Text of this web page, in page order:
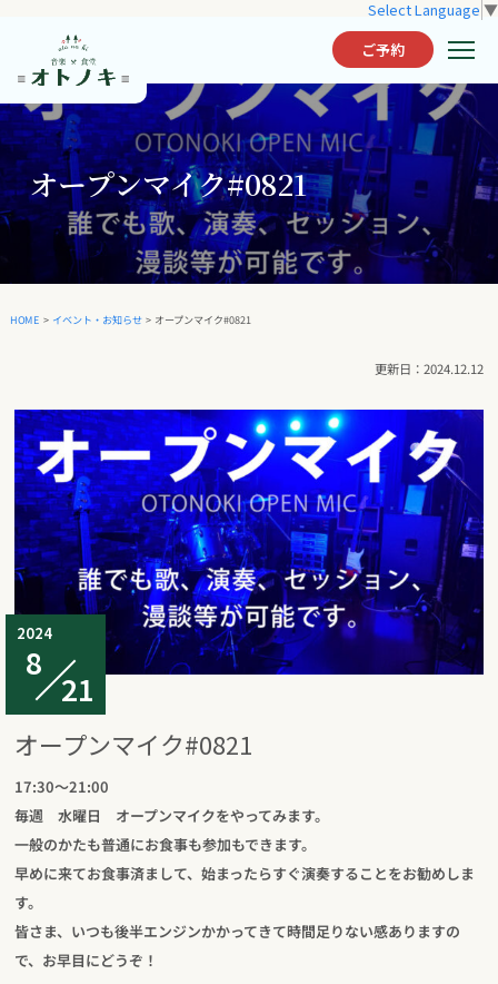
Select Language ▼
ご予約
オープンマイク#0821
HOME > イベント・お知らせ > オープンマイク#0821
2024.12.12
2024
8
21
オープンマイク#0821
17:30～21:00
毎週 水曜日 オープンマイクをやってみます。
一般のかたも普通にお食事も参加もできます。
早めに来てお食事済まして、始まったらすぐ演奏することをお勧めしま
す。
皆さま、いつも後半エンジンかかってきて時間足りない感ありますの
で、お早目にどうぞ！